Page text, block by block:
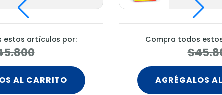
estos artículos por:
AL CARRITO
Compra todos
AGRÉGALOS